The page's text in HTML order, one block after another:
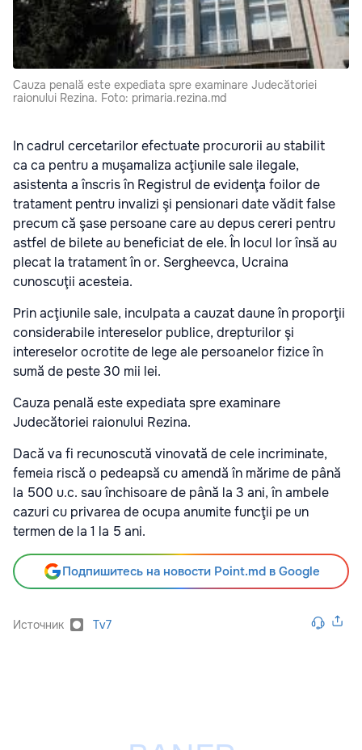
Cauza penală este expediata spre examinare Judecătoriei
raionului Rezina. Foto: primaria.rezina.md
In cadrul cercetarilor efectuate procurorii au stabilit
ca ca pentru a muşamaliza acţiunile sale ilegale,
asistenta a înscris în Registrul de evidenţa foilor de
tratament pentru invalizi şi pensionari date vădit false
precum că şase persoane care au depus cereri pentru
astfel de bilete au beneficiat de ele. În locul lor însă au
plecat la tratament în or. Sergheevca, Ucraina
cunoscuţii acesteia.
Prin acţiunile sale, inculpata a cauzat daune în proporţii
considerabile intereselor publice, drepturilor şi
intereselor ocrotite de lege ale persoanelor fizice în
sumă de peste 30 mii lei.
Cauza penală este expediata spre examinare
Judecătoriei raionului Rezina.
Dacă va fi recunoscută vinovată de cele incriminate,
femeia riscă o pedeapsă cu amendă în mărime de până
la 500 u.c. sau închisoare de până la 3 ani, în ambele
cazuri cu privarea de ocupa anumite funcţii pe un
termen de la 1 la 5 ani.
Подпишитесь на новости Point.md в Google
Источник Tv7